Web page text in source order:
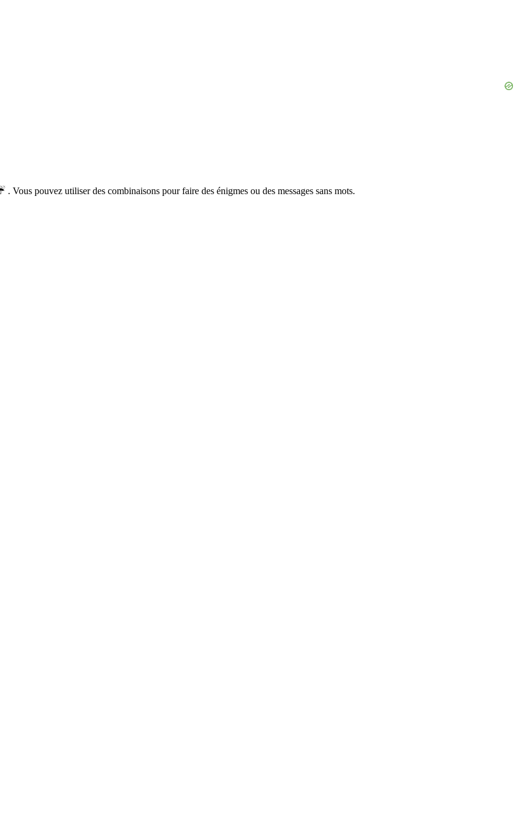
pouvez utiliser des combinaisons pour faire des énigmes ou des messages sans mots.